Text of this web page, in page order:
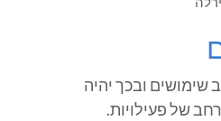
שימושים ובכך יהיה
של פעילויות.